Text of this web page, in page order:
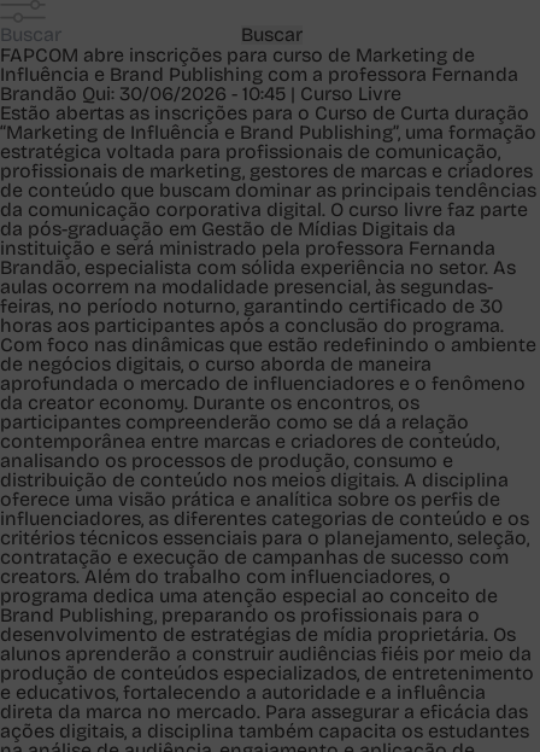
Buscar
FAPCOM abre inscrições para curso de Marketing de
Influência e Brand Publishing com a professora Fernanda
Brandão Qui: 30/06/2026 - 10:45 | Curso Livre
Estão abertas as inscrições para o Curso de Curta duração
“Marketing de Influência e Brand Publishing”, uma formação
estratégica voltada para profissionais de comunicação,
profissionais de marketing, gestores de marcas e criadores
de conteúdo que buscam dominar as principais tendências
da comunicação corporativa digital. O curso livre faz parte
da pós-graduação em Gestão de Mídias Digitais da
instituição e será ministrado pela professora Fernanda
Brandão, especialista com sólida experiência no setor. As
aulas ocorrem na modalidade presencial, às segundas-
feiras, no período noturno, garantindo certificado de 30
horas aos participantes após a conclusão do programa.
Com foco nas dinâmicas que estão redefinindo o ambiente
de negócios digitais, o curso aborda de maneira
aprofundada o mercado de influenciadores e o fenômeno
da creator economy. Durante os encontros, os
participantes compreenderão como se dá a relação
contemporânea entre marcas e criadores de conteúdo,
analisando os processos de produção, consumo e
distribuição de conteúdo nos meios digitais. A disciplina
oferece uma visão prática e analítica sobre os perfis de
influenciadores, as diferentes categorias de conteúdo e os
critérios técnicos essenciais para o planejamento, seleção,
contratação e execução de campanhas de sucesso com
creators. Além do trabalho com influenciadores, o
programa dedica uma atenção especial ao conceito de
Brand Publishing, preparando os profissionais para o
desenvolvimento de estratégias de mídia proprietária. Os
alunos aprenderão a construir audiências fiéis por meio da
produção de conteúdos especializados, de entretenimento
e educativos, fortalecendo a autoridade e a influência
direta da marca no mercado. Para assegurar a eficácia das
ações digitais, a disciplina também capacita os estudantes